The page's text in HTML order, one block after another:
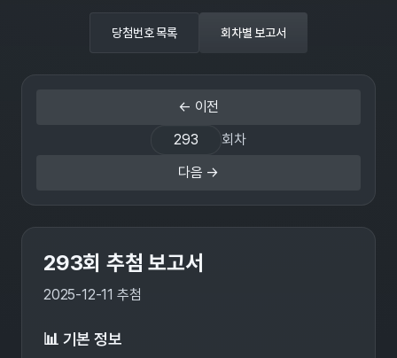
당첨번호 목록 회차별 보고서
← 이전
회차
다음 →
293회 추첨 보고서
2025-12-11 추첨
📊 기본 정보